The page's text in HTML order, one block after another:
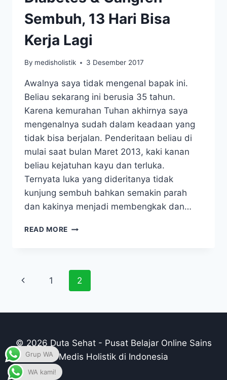
Sembuh, 13 Hari Bisa
Kerja Lagi
By medisholistik 3 Desember 2017
Awalnya saya tidak mengenal bapak ini.
Beliau sekarang ini berusia 35 tahun.
Karena kemurahan Tuhan akhirnya saya
mengenalnya sudah dalam keadaan yang
tidak bisa berjalan. Penderitaan beliau di
mulai saat bulan Maret 2013, kaki kanan
beliau kejatuhan kayu dan terluka.
Ternyata luka yang dideritanya tidak
kunjung sembuh bahkan semakin parah
dan kakinya menjadi membengkak dan…
READ MORE DIABETES
13
HARI
BISA
LAGI
Page
Previous
1 2
© 2026 Duta Sehat - Pusat Belajar Online Sains
Medis Holistik di Indonesia
WA kami!
Grup WA